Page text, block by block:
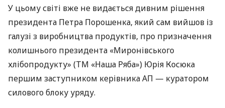
У цьому світі вже не видається дивним рішення
президента Петра Порошенка, який сам вийшов із
галузі з виробництва продуктів, про призначення
колишнього президента «Миронівського
хлібопродукту» (ТМ «Наша Ряба») Юрія Косюка
першим заступником керівника АП — куратором
силового блоку уряду.